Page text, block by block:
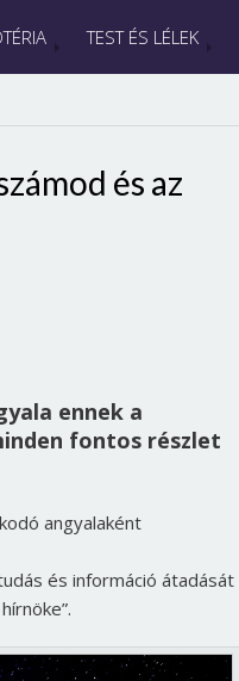
TEST ÉS LÉLEK
és az
ennek a
fontos részlet
angyalaként
és információ átadását